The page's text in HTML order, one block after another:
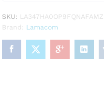
u
t
f
SKU:
LA347HA0OP9FQNAFAMZ
Brand: Lamacom